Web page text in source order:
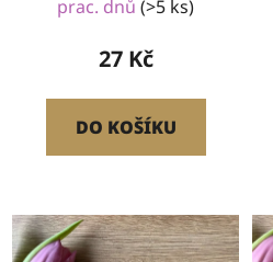
prac. dnů (>5 ks)
27 Kč
DO KOŠÍKU